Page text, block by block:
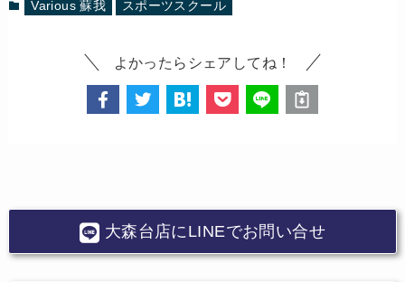
Various 蘇我 スポーツスクール
よかったらシェアしてね！
大森台店にLINEでお問い合せ